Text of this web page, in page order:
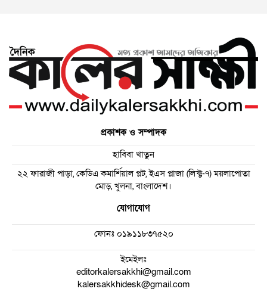
প্রকাশক ও সম্পাদক
হাবিবা খাতুন
২২ ফারাজী পাড়া, কেডিএ কমার্শিয়াল প্লট, ইএস প্লাজা (লিফ্ট-৭) ময়লাপোতা
মোড়, খুলনা, বাংলাদেশ।
যোগাযোগ
ফোনঃ০১৯১১৮৩৭৫২০
ইমেইলঃ
editorkalersakkhi@gmail.com
kalersakkhidesk@gmail.com